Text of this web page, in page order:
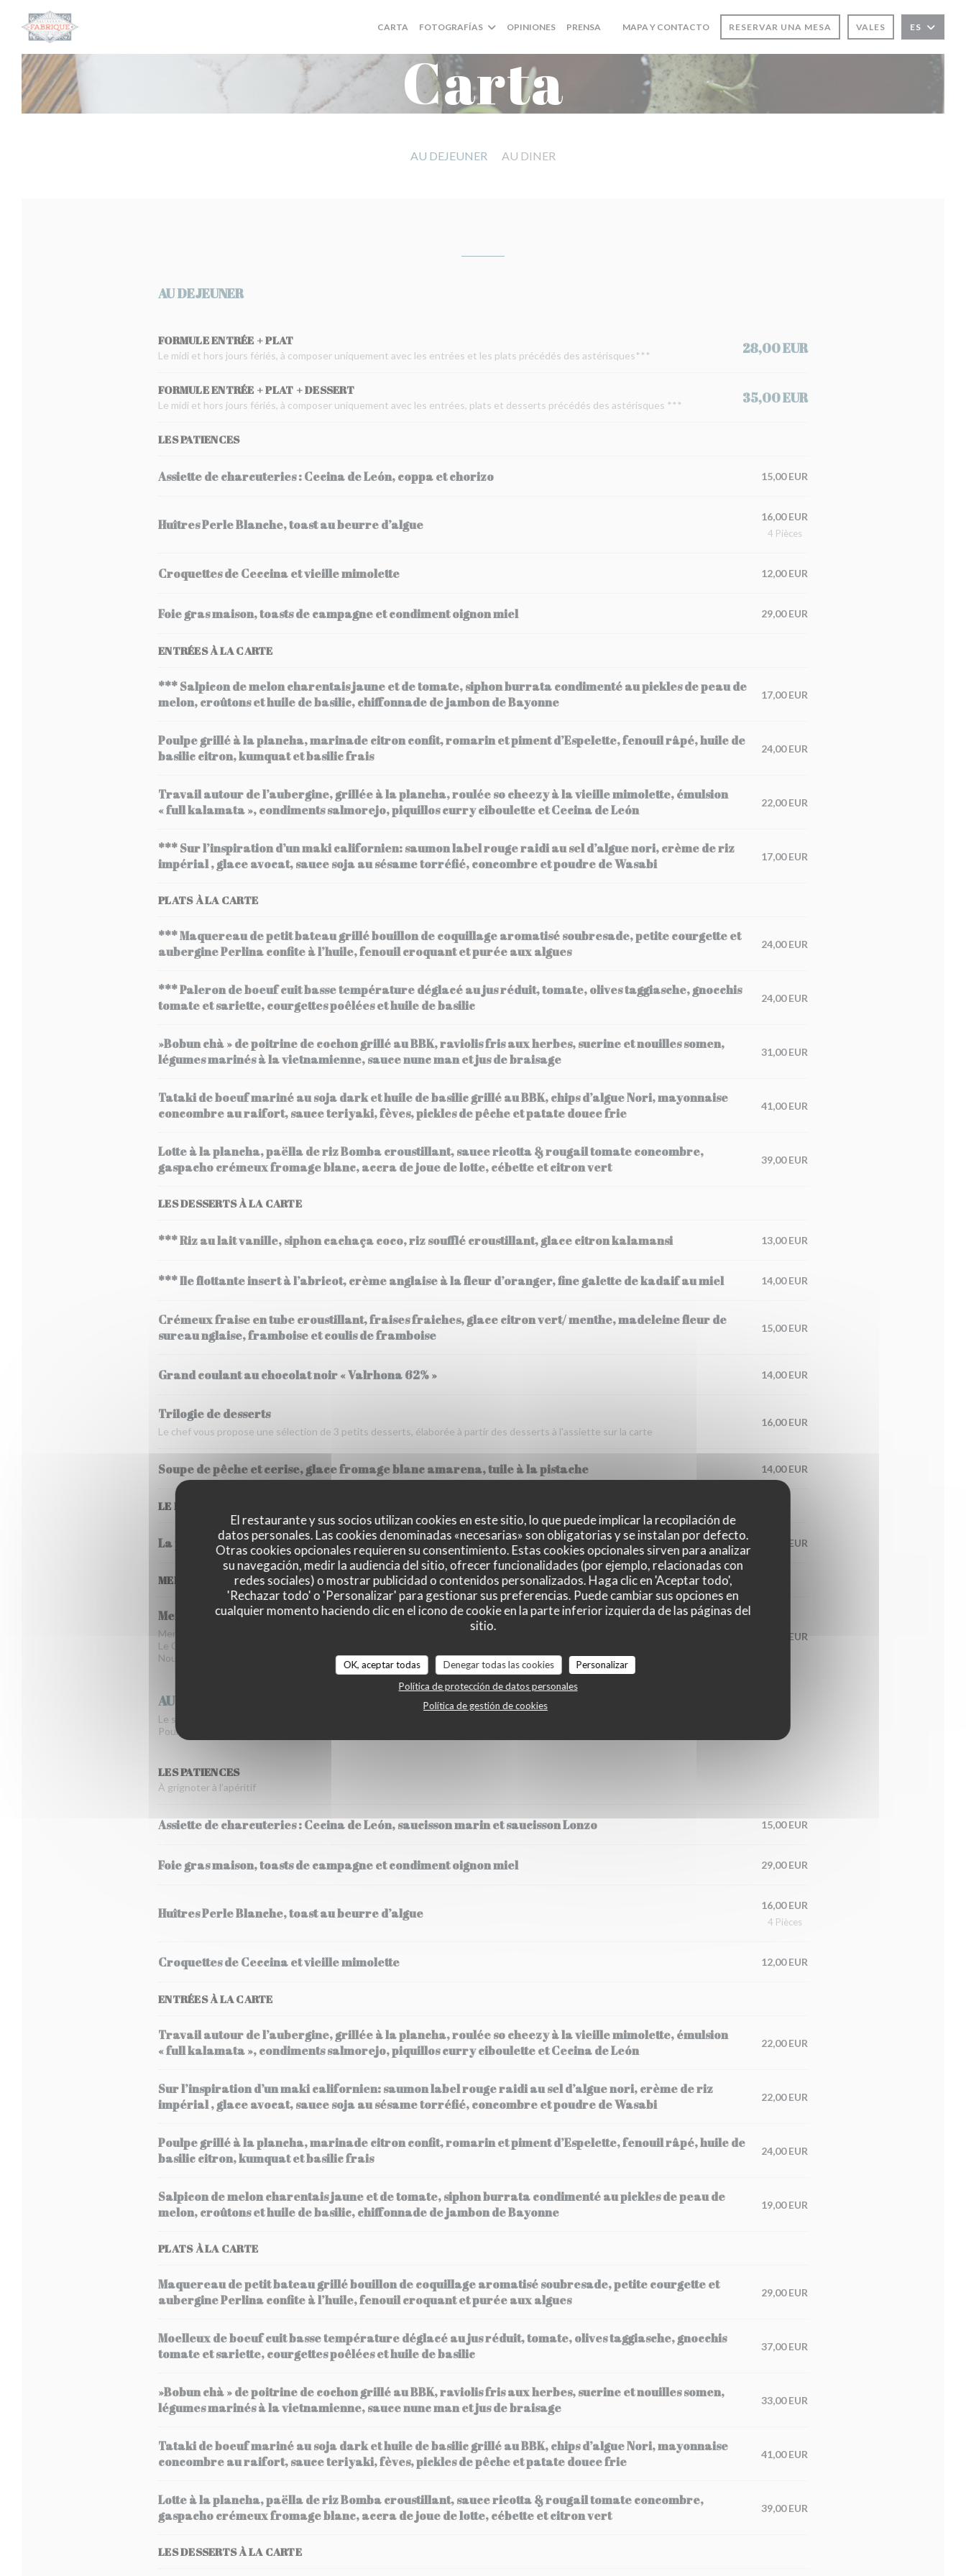
Personalización de sus opciones de cookies
El restaurante y sus socios utilizan cookies en este sitio, lo que puede implicar la recopilación de
datos personales. Las cookies denominadas «necesarias» son obligatorias y se instalan por defecto.
Otras cookies opcionales requieren su consentimiento. Estas cookies opcionales sirven para analizar
su navegación, medir la audiencia del sitio, ofrecer funcionalidades (por ejemplo, relacionadas con
redes sociales) o mostrar publicidad o contenidos personalizados. Haga clic en 'Aceptar todo',
'Rechazar todo' o 'Personalizar' para gestionar sus preferencias. Puede cambiar sus opciones en
cualquier momento haciendo clic en el icono de cookie en la parte inferior izquierda de las páginas del
sitio.
OK, aceptar todas Denegar todas las cookies
Personalizar
Política de protección de datos personales
Política de gestión de cookies
CARTA FOTOGRAFÍAS OPINIONES PRENSA
((ABRE EN UNA NUEVA VENTANA))
MAPA Y CONTACTO RESERVAR UNA MESA VALES ES
Carta
AU DEJEUNER AU DINER
AU DEJEUNER
FORMULE ENTRÉE + PLAT
Le midi et hors jours fériés, à composer uniquement avec les entrées et les plats précédés des astérisques*** 28,00 EUR
FORMULE ENTRÉE + PLAT + DESSERT
Le midi et hors jours fériés, à composer uniquement avec les entrées, plats et desserts précédés des astérisques *** 35,00 EUR
LES PATIENCES
Assiette de charcuteries : Cecina de León, coppa et chorizo 15,00 EUR
Huîtres Perle Blanche, toast au beurre d’algue
16,00 EUR
4 Pièces
Croquettes de Ceccina et vieille mimolette 12,00 EUR
Foie gras maison, toasts de campagne et condiment oignon miel 29,00 EUR
ENTRÉES À LA CARTE
*** Salpicon de melon charentais jaune et de tomate, siphon burrata condimenté au pickles de peau de
melon, croûtons et huile de basilic, chiffonnade de jambon de Bayonne
17,00 EUR
Poulpe grillé à la plancha, marinade citron confit, romarin et piment d’Espelette, fenouil râpé, huile de
basilic citron, kumquat et basilic frais
24,00 EUR
Travail autour de l’aubergine, grillée à la plancha, roulée so cheezy à la vieille mimolette, émulsion
« full kalamata », condiments salmorejo, piquillos curry ciboulette et Cecina de León
22,00 EUR
*** Sur l’inspiration d’un maki californien: saumon label rouge raidi au sel d’algue nori, crème de riz
impérial , glace avocat, sauce soja au sésame torréfié, concombre et poudre de Wasabi
17,00 EUR
PLATS À LA CARTE
*** Maquereau de petit bateau grillé bouillon de coquillage aromatisé soubresade, petite courgette et
aubergine Perlina confite à l’huile, fenouil croquant et purée aux algues
24,00 EUR
*** Paleron de boeuf cuit basse température déglacé au jus réduit, tomate, olives taggiasche, gnocchis
tomate et sariette, courgettes poêlées et huile de basilic
24,00 EUR
»Bobun chà » de poitrine de cochon grillé au BBK, raviolis fris aux herbes, sucrine et nouilles somen,
légumes marinés à la vietnamienne, sauce nunc man et jus de braisage
31,00 EUR
Tataki de boeuf mariné au soja dark et huile de basilic grillé au BBK, chips d’algue Nori, mayonnaise
concombre au raifort, sauce teriyaki, fèves, pickles de pêche et patate douce frie
41,00 EUR
Lotte à la plancha, paëlla de riz Bomba croustillant, sauce ricotta & rougail tomate concombre,
gaspacho crémeux fromage blanc, accra de joue de lotte, cébette et citron vert
39,00 EUR
LES DESSERTS À LA CARTE
*** Riz au lait vanille, siphon cachaça coco, riz soufflé croustillant, glace citron kalamansi 13,00 EUR
*** Ile flottante insert à l’abricot, crème anglaise à la fleur d’oranger, fine galette de kadaif au miel 14,00 EUR
Crémeux fraise en tube croustillant, fraises fraiches, glace citron vert/ menthe, madeleine fleur de
sureau nglaise, framboise et coulis de framboise
15,00 EUR
Grand coulant au chocolat noir « Valrhona 62% » 14,00 EUR
Trilogie de desserts
Le chef vous propose une sélection de 3 petits desserts, élaborée à partir des desserts à l'assiette sur la carte
16,00 EUR
Soupe de pêche et cerise, glace fromage blanc amarena, tuile à la pistache 14,00 EUR
LE FROMAGE
La part de Brie de Meaux garni aux truffes et champignons 14,00 EUR
MENU DÉGUSTATION
Menu dégustation
Menu dégustation servi pour l’ensemble de la table.
Le Chef vous fait explorer sa carte en sélectionnant 4 dégustations salées et 2 desserts.
Nous nous adaptons aux restrictions alimentaires qui nous sont spécifiées.
85,00 EUR
AU DINER
Le soir, nous proposons un service à la carte ou un menu dégustation (85€ par personne hors boisson).
Pour le menu dégustation, n'hésitez pas à nous faire part de vos contraintes alimentaires lors de votre réservation.
LES PATIENCES
À grignoter à l’apéritif
Assiette de charcuteries : Cecina de León, saucisson marin et saucisson Lonzo 15,00 EUR
Foie gras maison, toasts de campagne et condiment oignon miel 29,00 EUR
Huîtres Perle Blanche, toast au beurre d’algue
16,00 EUR
4 Pièces
Croquettes de Ceccina et vieille mimolette 12,00 EUR
ENTRÉES À LA CARTE
Travail autour de l’aubergine, grillée à la plancha, roulée so cheezy à la vieille mimolette, émulsion
« full kalamata », condiments salmorejo, piquillos curry ciboulette et Cecina de León
22,00 EUR
Sur l’inspiration d’un maki californien: saumon label rouge raidi au sel d’algue nori, crème de riz
impérial , glace avocat, sauce soja au sésame torréfié, concombre et poudre de Wasabi
22,00 EUR
Poulpe grillé à la plancha, marinade citron confit, romarin et piment d’Espelette, fenouil râpé, huile de
basilic citron, kumquat et basilic frais
24,00 EUR
Salpicon de melon charentais jaune et de tomate, siphon burrata condimenté au pickles de peau de
melon, croûtons et huile de basilic, chiffonnade de jambon de Bayonne
19,00 EUR
PLATS À LA CARTE
Maquereau de petit bateau grillé bouillon de coquillage aromatisé soubresade, petite courgette et
aubergine Perlina confite à l’huile, fenouil croquant et purée aux algues
29,00 EUR
Moelleux de boeuf cuit basse température déglacé au jus réduit, tomate, olives taggiasche, gnocchis
tomate et sariette, courgettes poêlées et huile de basilic
37,00 EUR
»Bobun chà » de poitrine de cochon grillé au BBK, raviolis fris aux herbes, sucrine et nouilles somen,
légumes marinés à la vietnamienne, sauce nunc man et jus de braisage
33,00 EUR
Tataki de boeuf mariné au soja dark et huile de basilic grillé au BBK, chips d’algue Nori, mayonnaise
concombre au raifort, sauce teriyaki, fèves, pickles de pêche et patate douce frie
41,00 EUR
Lotte à la plancha, paëlla de riz Bomba croustillant, sauce ricotta & rougail tomate concombre,
gaspacho crémeux fromage blanc, accra de joue de lotte, cébette et citron vert
39,00 EUR
LES DESSERTS À LA CARTE